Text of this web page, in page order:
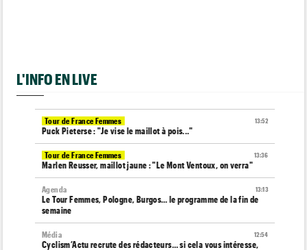
L'INFO EN LIVE
13:52
Tour de France Femmes
Puck Pieterse : "Je vise le maillot à pois..."
13:36
Tour de France Femmes
Marlen Reusser, maillot jaune : "Le Mont Ventoux, on verra"
13:13
Agenda
Le Tour Femmes, Pologne, Burgos… le programme de la fin de
semaine
12:54
Média
Cyclism’Actu recrute des rédacteurs… si cela vous intéresse,